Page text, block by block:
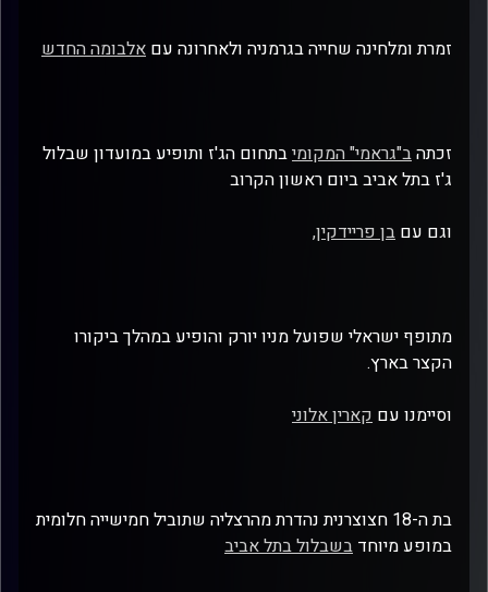
זמרת ומלחינה שחייה בגרמניה ולאחרונה עם אלבומה החדש
זכתהב"גראמי" המקומיבתחום הג'ז ותופיע במועדון שבלול
ג'ז בתל אביב ביום ראשון הקרוב
וגם עם בן פריידקין,
מתופף ישראלי שפועל מניו יורק והופיע במהלך ביקורו
הקצר בארץ.
וסיימנו עם קארין אלוני
בת ה-18 חצוצרנית נהדרת מהרצליה שתוביל חמישייה חלומית
במופע מיוחד בשבלול בתל אביב